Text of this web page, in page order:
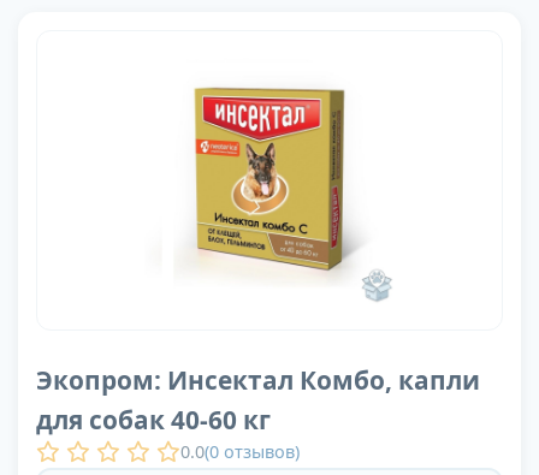
Экопром: Инсектал Комбо, капли
для собак 40-60 кг
0.0(0 отзывов)